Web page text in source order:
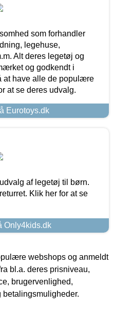
som forhandler
legehuse,
Alt deres legetøj og
og godkendt i
at have alle de populære
at se deres udvalg.
Eurotoys.dk
af legetøj til børn.
Klik her for at se
Only4kids.dk
webshops og anmeldt
bl.a. deres prisniveau,
brugervenlighed,
betalingsmuligheder.